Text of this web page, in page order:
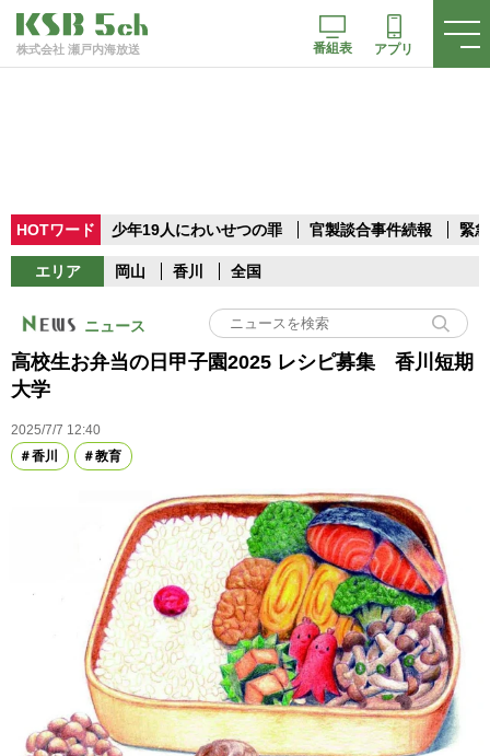
株式会社 瀬戸内海放送 番組表 アプリ
HOTワード 少年19人にわいせつの罪 官製談合事件続報 緊
エリア 岡山 香川 全国
ニュース
高校生お弁当の日甲子園2025 レシピ募集 香川短期
大学
2025/7/7 12:40
香川
教育